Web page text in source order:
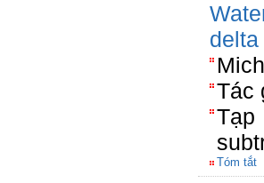
delta
Tác
Tạp
Tóm tắt